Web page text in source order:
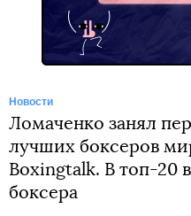
Новости
Ломаченко занял
лучших боксеров
Boxingtalk. В топ-20
боксера